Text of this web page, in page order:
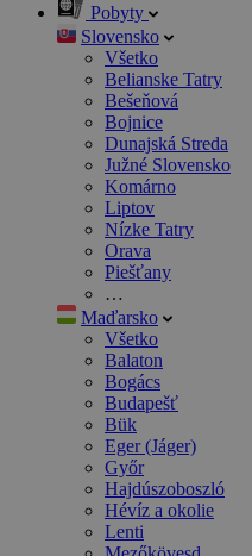
Pobyty
Slovensko
Všetko
Belianske Tatry
Bešeňová
Bojnice
Dunajská Streda
Južné Slovensko
Komárno
Liptov
Nízke Tatry
Orava
Piešťany
…
Maďarsko
Všetko
Balaton
Bogács
Budapešť
Bük
Eger (Jáger)
Győr
Hajdúszoboszló
Hévíz a okolie
Lenti